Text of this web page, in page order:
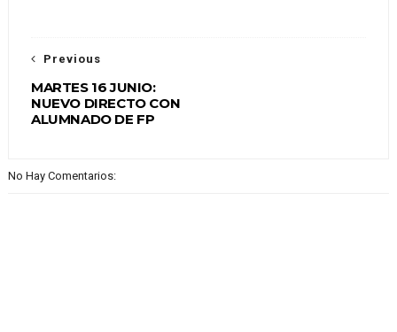
Previous
MARTES 16 JUNIO:
NUEVO DIRECTO CON
ALUMNADO DE FP
No Hay Comentarios: